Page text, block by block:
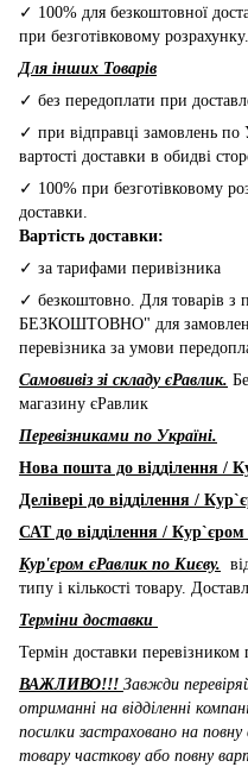
✓ 100% для безкоштовної
при безготівковому розрахунку.
Для інших Товарів
✓ без передоплати при
✓ при відправці замовлень по
вартості доставки в обидві
✓ 100% при безготівковому
доставки.
Вартість доставки:
✓ за тарифами перивізника
✓ безкоштовно. Для товарів
БЕЗКОШТОВНО" для замовлень
перевізника за умови
Самовивіз зі складу єРавлик.
магазину єРавлик
Перевізниками по Україні.
Нова пошта до відділення /
Делівері до відділення /
САТ до відділення /
Кур'єром єРавлик по Києву.
типу і кількості товару.
Терміни доставки
Термін доставки перевізником
ВАЖЛИВО!!! Завжди
отриманні на відділенні
посилки застраховано на
товару часткову або повну